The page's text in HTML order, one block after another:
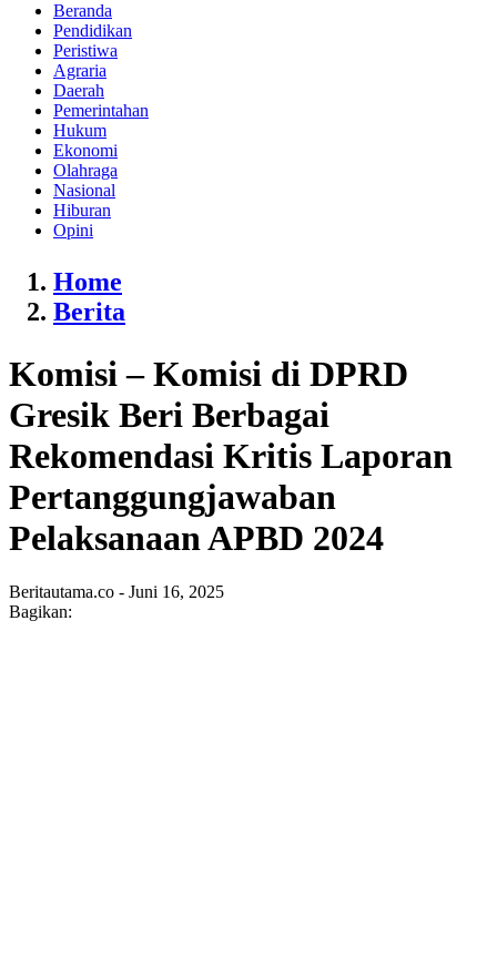
Beranda
Pendidikan
Peristiwa
Agraria
Daerah
Pemerintahan
Hukum
Ekonomi
Olahraga
Nasional
Hiburan
Opini
Home
Berita
Komisi – Komisi di DPRD
Gresik Beri Berbagai
Rekomendasi Kritis Laporan
Pertanggungjawaban
Pelaksanaan APBD 2024
Beritautama.co - Juni 16, 2025
Bagikan: